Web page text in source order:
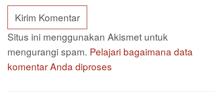
Situs ini menggunakan Akismet untuk
mengurangi spam. Pelajari bagaimana data
komentar Anda diproses